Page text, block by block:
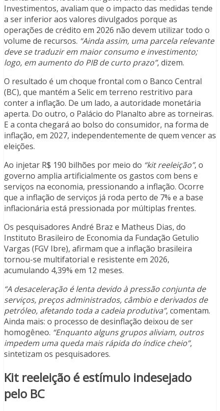
Investimentos, avaliam que o impacto das medidas tende
a ser inferior aos valores divulgados porque as
operações de crédito em 2026 não devem utilizar todo o
volume de recursos. “Ainda assim, uma parcela relevante
deve se traduzir em maior consumo e investimento;
logo, em aumento do PIB de curto prazo”, dizem.
O resultado é um choque frontal com o Banco Central
(BC), que mantém a Selic em terreno restritivo para
conter a inflação. De um lado, a autoridade monetária
aperta. Do outro, o Palácio do Planalto abre as torneiras.
E a conta chegará ao bolso do consumidor, na forma de
inflação, em 2027, independentemente de quem vencer as
eleições.
Ao injetar R$ 190 bilhões por meio do “kit reeleição”, o
governo amplia artificialmente os gastos com bens e
serviços na economia, pressionando a inflação. Ocorre
que a inflação de serviços já roda perto de 7% e a base
inflacionária está pressionada por múltiplas frentes.
Os pesquisadores André Braz e Matheus Dias, do
Instituto Brasileiro de Economia da Fundação Getulio
Vargas (FGV Ibre), afirmam que a inflação brasileira
tornou-se multifatorial e resistente em 2026,
acumulando 4,39% em 12 meses.
“A desaceleração é lenta devido à pressão conjunta de
serviços, preços administrados, câmbio e derivados de
petróleo, afetando toda a cadeia produtiva”, comentam.
Ainda mais: o processo de desinflação deixou de ser
homogêneo. “Enquanto alguns grupos aliviam, outros
impedem uma queda mais rápida do índice cheio”,
sintetizam os pesquisadores.
Kit reeleição é estímulo indesejado
pelo BC